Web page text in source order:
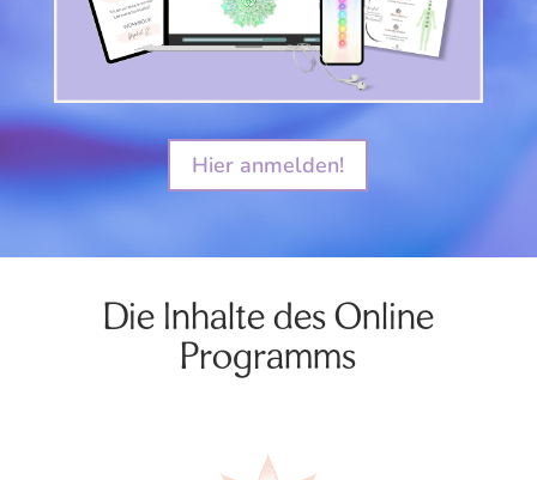
Hier anmelden!
Die Inhalte des Online
Programms